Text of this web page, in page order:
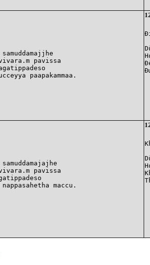
pavissa
pavissa
maccu.